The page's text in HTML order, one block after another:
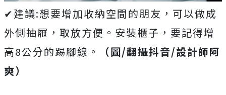
✔建議:想要增加收納空間的朋友，可以做成
外側抽屜，取放方便。安裝櫃子，要記得增
高8公分的踢腳線。
（圖/翻攝抖音/設計師阿
爽）